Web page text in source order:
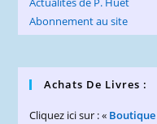
Abonnement au site
Achats De Livres :
Cliquez ici sur : « Boutique